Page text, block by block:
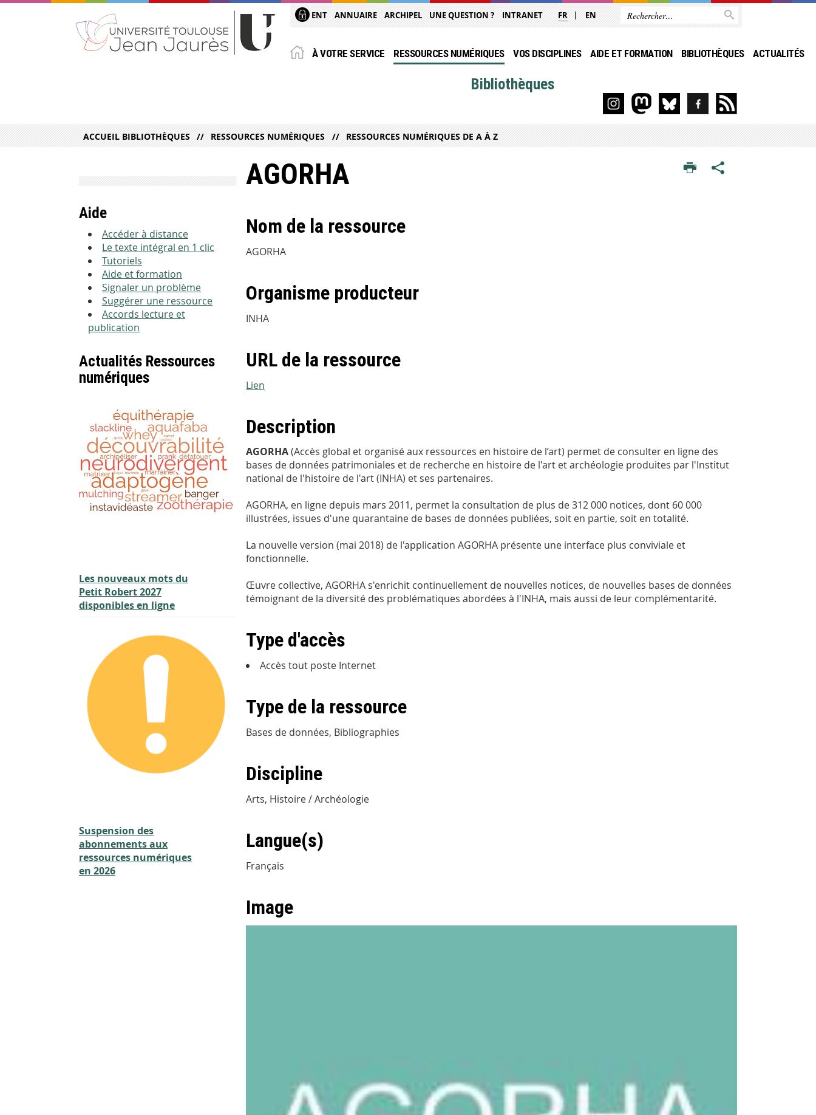
ENT ANNUAIRE ARCHIPEL UNE QUESTION ? INTRANET FR EN
À VOTRE SERVICE RESSOURCES NUMÉRIQUES VOS DISCIPLINES AIDE ET FORMATION BIBLIOTHÈQUES ACTUALITÉS
Bibliothèques
ACCUEIL BIBLIOTHÈQUES RESSOURCES NUMÉRIQUES RESSOURCES NUMÉRIQUES DE A À Z
AGORHA
Nom de la ressource
AGORHA
Organisme producteur
INHA
URL de la ressource
Lien
Description
AGORHA(Accès global et organisé aux ressources en histoire de l’art) permet de consulter en ligne des
bases de données patrimoniales et de recherche en histoire de l'art et archéologie produites par l'Institut
national de l'histoire de l'art (INHA) et ses partenaires.
AGORHA, en ligne depuis mars 2011, permet la consultation de plus de 312 000 notices, dont 60 000
illustrées, issues d'une quarantaine de bases de données publiées, soit en partie, soit en totalité.
La nouvelle version (mai 2018) de l'application AGORHA présente une interface plus conviviale et
fonctionnelle.
Œuvre collective, AGORHA s'enrichit continuellement de nouvelles notices, de nouvelles bases de données
témoignant de la diversité des problématiques abordées à l'INHA, mais aussi de leur complémentarité.
Type d'accès
Accès tout poste Internet
Type de la ressource
Bases de données, Bibliographies
Discipline
Arts, Histoire / Archéologie
Langue(s)
Français
Image
Aide
Accéder à distance
Le texte intégral en 1 clic
Tutoriels
Aide et formation
Signaler un problème
Suggérer une ressource
Accords lecture et
publication
Actualités Ressources
numériques
Les nouveaux mots du
Petit Robert 2027
disponibles en ligne
Suspension des
abonnements aux
ressources numériques
en 2026